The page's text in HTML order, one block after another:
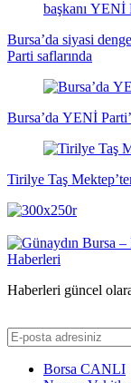
Bursa’da siyasi
Parti saflarında
Bursa’da YENİ
Tirilye Taş
Haberleri güncel
Borsa CANLI